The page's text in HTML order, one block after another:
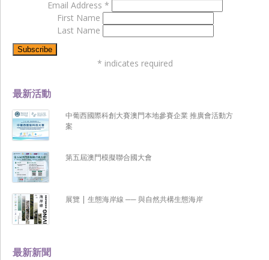
最新新聞
最新活動
中葡西國際科創大賽澳門本地參賽企業 推廣會活動方
案
第五屆澳門模擬聯合國大會
展覽 | 生態海岸線 ── 與自然共構生態海岸
Email Address *
First Name
Last Name
* indicates required